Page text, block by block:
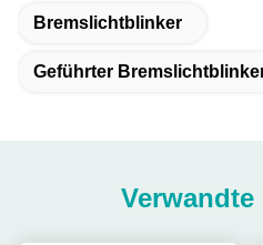
Bremslichtblinker
Geführter